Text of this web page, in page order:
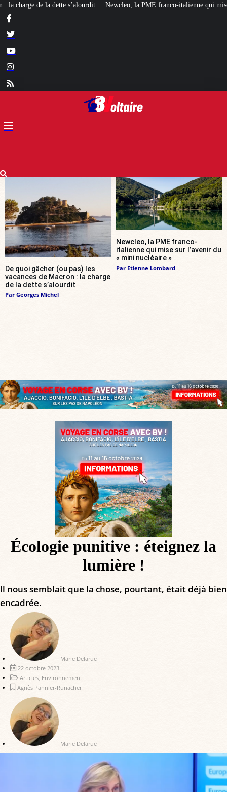
la PME franco-italienne qui mise sur l’avenir du « mini nucléaire »
De quoi gâcher (ou pas) les
vacances de Macron : la charge
de la dette s’alourdit
Par Georges Michel
Newcleo, la PME franco-
italienne qui mise sur l’avenir du
« mini nucléaire »
Par Etienne Lombard
Écologie punitive : éteignez la
lumière !
Il nous semblait que la chose, pourtant, était déjà bien
encadrée.
Marie Delarue
22 octobre 2023
Articles, Environnement
Agnès Pannier-Runacher
Marie Delarue